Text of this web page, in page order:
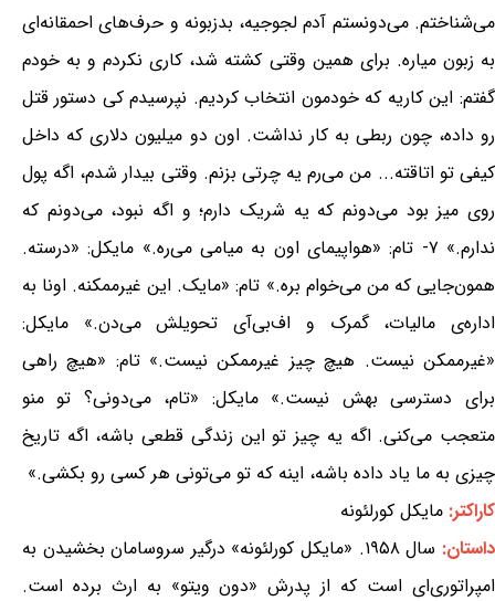
می‌شناختم. می‌دونستم آدم لجوجیه، بدزبونه و حرف‌های احمقانه‌ای
به زبون میاره. برای همین وقتی کشته شد، کاری نکردم و به خودم
گفتم: این کاریه که خودمون انتخاب کردیم. نپرسیدم کی دستور قتل
رو داده، چون ربطی به کار نداشت. اون دو میلیون دلاری که داخل
کیفی تو اتاقته... من می‌رم یه چرتی بزنم. وقتی بیدار شدم، اگه پول
روی میز بود می‌دونم که یه شریک دارم؛ و اگه نبود، می‌دونم که
ندارم.» ۷- تام: «هواپیمای اون به میامی می‌ره.» مایکل: «درسته.
همون‌جایی که من می‌خوام بره.» تام: «مایک. این غیرممکنه. اونا به
اداره‌ی مالیات، گمرک و اف‌بی‌آی تحویلش می‌دن.» مایکل:
«غیرممکن نیست. هیچ چیز غیرممکن نیست.» تام: «هیچ راهی
برای دسترسی بهش نیست.» مایکل: «تام، می‌دونی؟ تو منو
متعجب می‌کنی. اگه یه چیز تو این زندگی قطعی باشه، اگه تاریخ
چیزی به ما یاد داده باشه، اینه که تو می‌تونی هر کسی رو بکشی.»
کاراکتر: مایکل کورلئونه
داستان:
سال ۱۹۵۸. «مایکل کورلئونه» درگیر سروسامان بخشیدن به
امپراتوری‌ای است که از پدرش «دون ویتو» به ارث برده است.